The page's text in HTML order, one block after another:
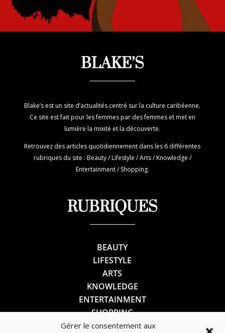
Gérer le consentement aux
BLAKE’S
Blake’s est un site d’actualités centré sur la culture caribéenne.
Ce site est fait pour les femmes par des femmes et met en
lumière la mixité et la découverte.
Retrouvez des articles quotidiennement dans les 6 différentes
rubriques du site : Beauty / Lifestyle / Arts / Knowledge /
Entertainment / Shopping.
RUBRIQUES
BEAUTY
LIFESTYLE
ARTS
KNOWLEDGE
ENTERTAINMENT
SHOPPING